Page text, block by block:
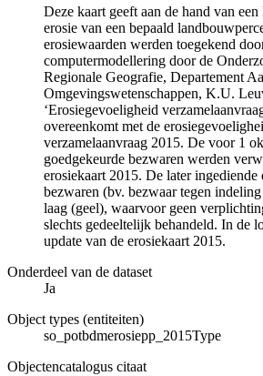
Deze kaart geeft aan de hand van
erosie van een bepaald
erosiewaarden werden toegekend
computermodellering door de
Regionale Geografie, Departement
Omgevingswetenschappen, K.U.
‘Erosiegevoeligheid
overeenkomt met de
verzamelaanvraag 2015. De voor 1
goedgekeurde bezwaren werden
erosiekaart 2015. De later
bezwaren (bv. bezwaar tegen
laag (geel), waarvoor geen
slechts gedeeltelijk behandeld. In de
update van de erosiekaart 2015.
Onderdeel van de dataset
Ja
Object types (entiteiten)
so_potbdmerosiepp_2015Type
Objectencatalogus citaat